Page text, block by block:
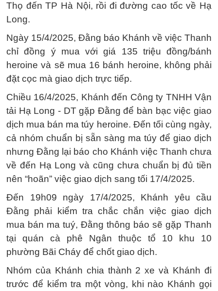
Thọ đến TP Hà Nội, rồi đi đường cao tốc về Hạ
Long.
Ngày 15/4/2025, Đằng báo Khánh về việc Thanh
chỉ đồng ý mua với giá 135 triệu đồng/bánh
heroine và sẽ mua 16 bánh heroine, không phải
đặt cọc mà giao dịch trực tiếp.
Chiều 16/4/2025, Khánh đến Công ty TNHH Vận
tải Hạ Long - DT gặp Đằng để bàn bạc việc giao
dịch mua bán ma túy heroine. Đến tối cùng ngày,
cả nhóm chuẩn bị sẵn sàng ma túy để giao dịch
nhưng Đằng lại báo cho Khánh việc Thanh chưa
về đến Hạ Long và cũng chưa chuẩn bị đủ tiền
nên “hoãn” việc giao dịch sang tối 17/4/2025.
Đến 19h09 ngày 17/4/2025, Khánh yêu cầu
Đằng phải kiểm tra chắc chắn việc giao dịch
mua bán ma tuý, Đằng thông báo sẽ gặp Thanh
tại quán cà phê Ngân thuộc tổ 10 khu 10
phường Bãi Cháy để chốt giao dịch.
Nhóm của Khánh chia thành 2 xe và Khánh đi
trước để kiểm tra một vòng, khi nào Khánh gọi